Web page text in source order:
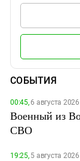
СОБЫТИЯ
00:45,6 августа 2026
Военный из
СВО
19:25,5 августа 2026